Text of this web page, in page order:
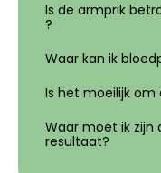
Is de armprik
?
Waar kan ik
Is het moeilijk
Waar moet ik zijn
resultaat?